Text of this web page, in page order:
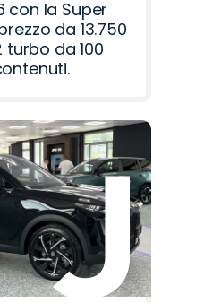
con la Super
da 13.750
turbo da 100